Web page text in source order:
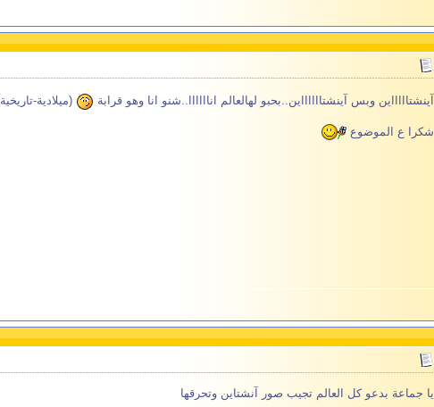
آينشتاااااين وبس آينشتااااااين..بحبو لهالعالم اناااااا..شنو انا وهو قرابة (ميلادية-تاريخية
شكرا ع الموضوع
يا جماعة بدعو كل العالم تجيب صور آنشتاين وتحرقها